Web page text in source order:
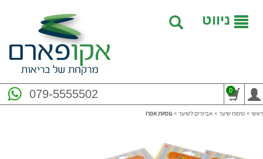
ניווט
079-5555502 0
ראשי > טיפוח שיער > אביזרים לשיער > גומיות אפרו